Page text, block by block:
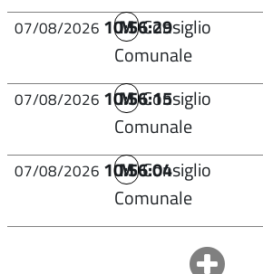
07/08/2026 10:56:29
MConsiglio
Comunale
07/08/2026 10:56:15
MConsiglio
Comunale
07/08/2026 10:56:04
MConsiglio
Comunale